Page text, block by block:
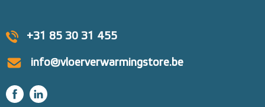
+31 85 30 31 455
info@vloerverwarmingstore.be